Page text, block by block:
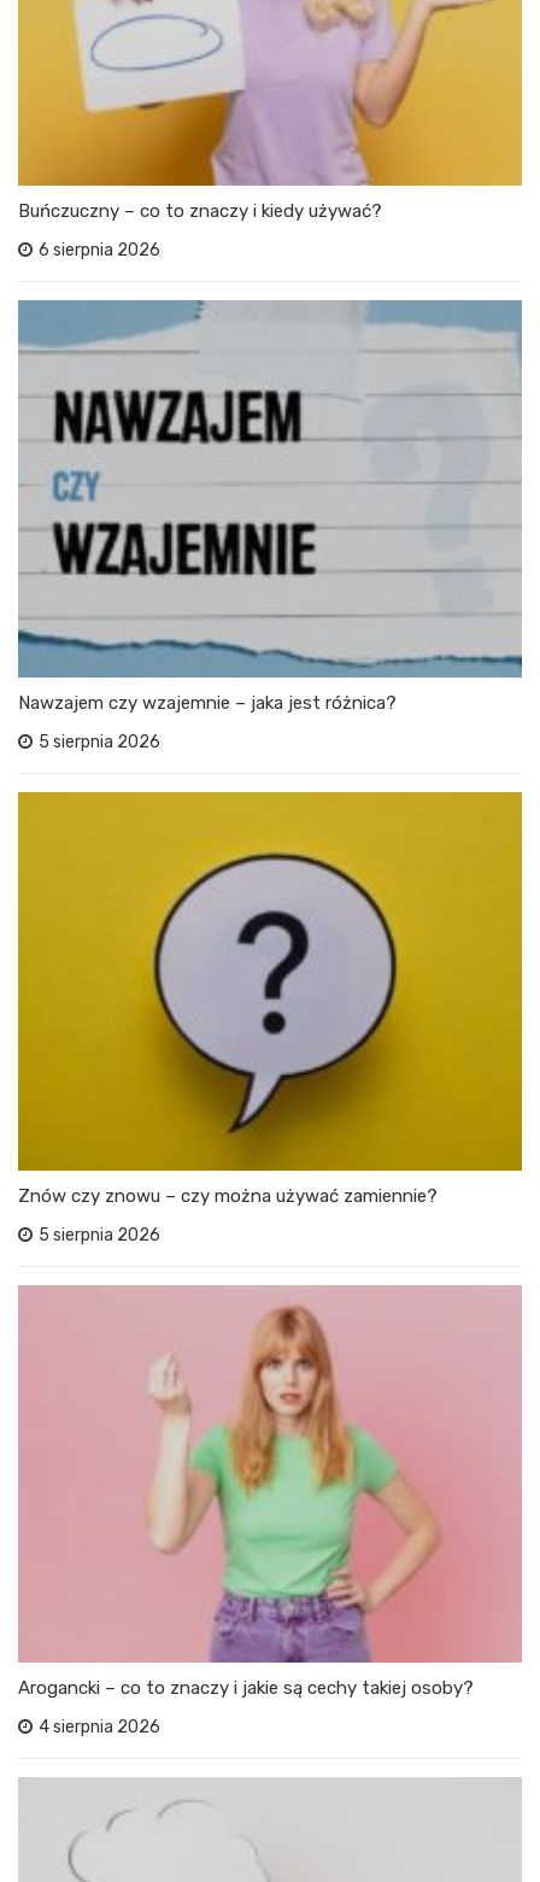
Buńczuczny – co to znaczy i kiedy używać?
6 sierpnia 2026
Nawzajem czy wzajemnie – jaka jest różnica?
5 sierpnia 2026
Znów czy znowu – czy można używać zamiennie?
5 sierpnia 2026
Arogancki – co to znaczy i jakie są cechy takiej osoby?
4 sierpnia 2026